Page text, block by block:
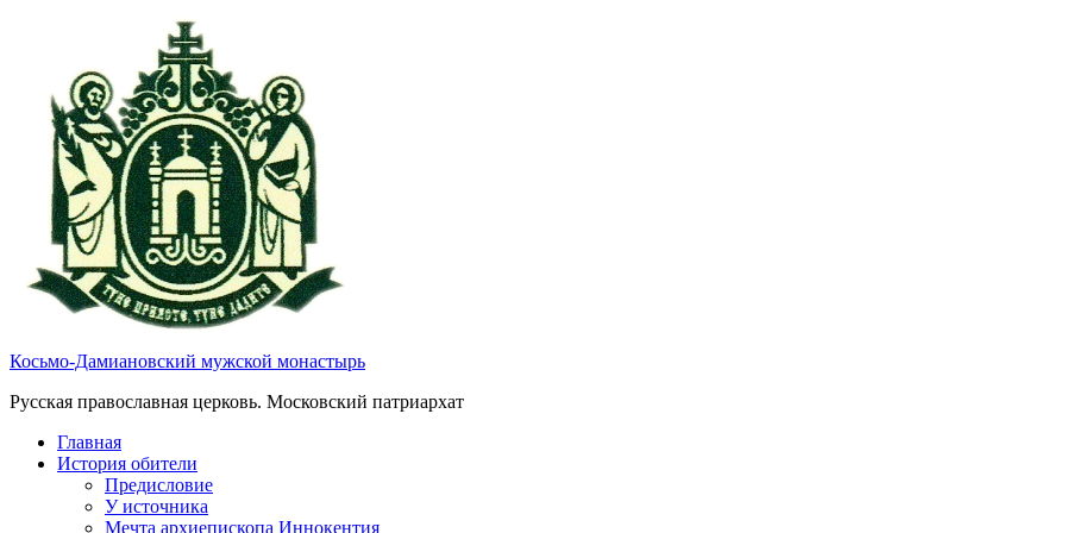
Косьмо-Дамиановский мужской монастырь
Русская православная церковь. Московский патриархат
Главная
История обители
Предисловие
У источника
Мечта архиепископа Иннокентия